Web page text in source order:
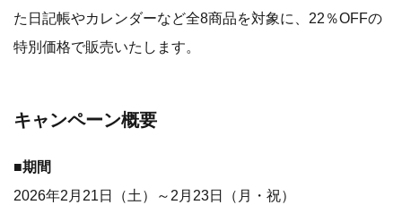
た日記帳やカレンダーなど全8商品を対象に、22％OFFの
特別価格で販売いたします。
キャンペーン概要
■期間
2026年2月21日（土）～2月23日（月・祝）